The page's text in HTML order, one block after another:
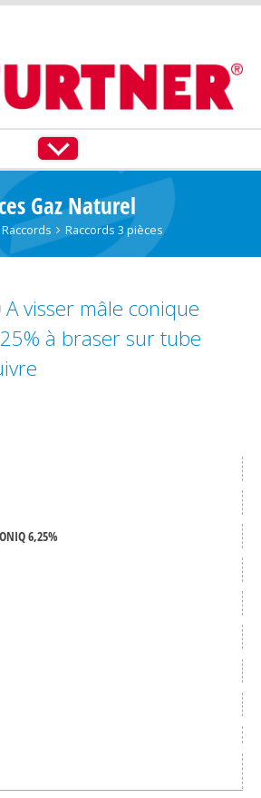
Gaz Naturel
Raccords Raccords 3 pièces
A visser mâle conique
à braser sur tube
6,25%